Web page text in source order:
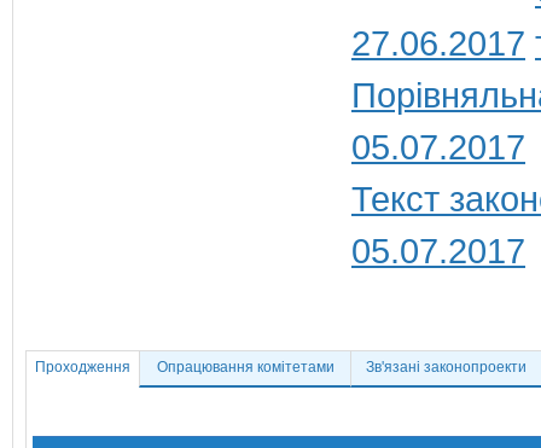
27.06.2017
05.07.2017
Текст
05.07.2017
Проходження Опрацювання комітетами Зв'язані законопроекти